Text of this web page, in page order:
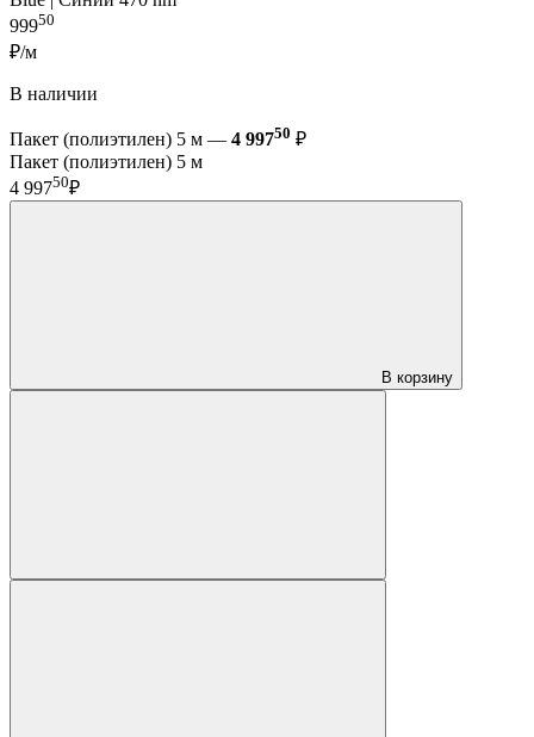
99950
₽/м
В наличии
Пакет (полиэтилен) 5 м — 4 99750 ₽
Пакет (полиэтилен) 5 м
4 99750₽
В корзину